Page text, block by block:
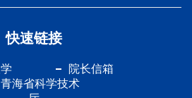
快速链接
院长信箱
青海省科学技术